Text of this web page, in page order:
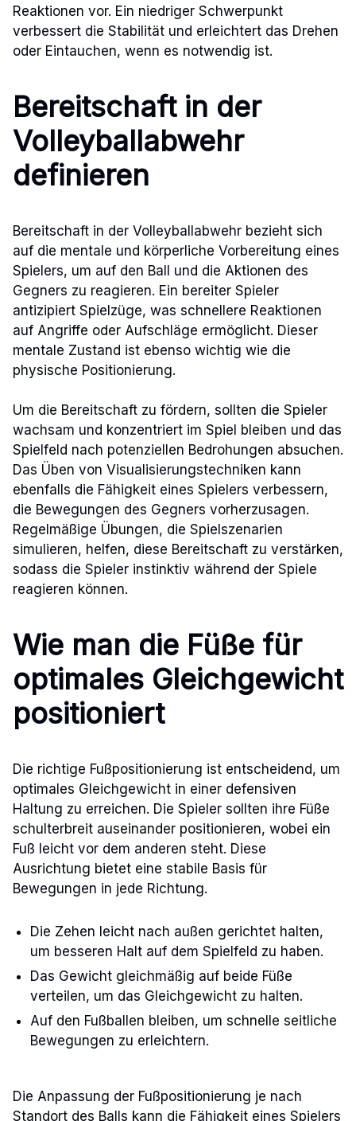
Reaktionen vor. Ein niedriger Schwerpunkt
verbessert die Stabilität und erleichtert das Drehen
oder Eintauchen, wenn es notwendig ist.
Bereitschaft in der
Volleyballabwehr
definieren
Bereitschaft in der Volleyballabwehr bezieht sich
auf die mentale und körperliche Vorbereitung eines
Spielers, um auf den Ball und die Aktionen des
Gegners zu reagieren. Ein bereiter Spieler
antizipiert Spielzüge, was schnellere Reaktionen
auf Angriffe oder Aufschläge ermöglicht. Dieser
mentale Zustand ist ebenso wichtig wie die
physische Positionierung.
Um die Bereitschaft zu fördern, sollten die Spieler
wachsam und konzentriert im Spiel bleiben und das
Spielfeld nach potenziellen Bedrohungen absuchen.
Das Üben von Visualisierungstechniken kann
ebenfalls die Fähigkeit eines Spielers verbessern,
die Bewegungen des Gegners vorherzusagen.
Regelmäßige Übungen, die Spielszenarien
simulieren, helfen, diese Bereitschaft zu verstärken,
sodass die Spieler instinktiv während der Spiele
reagieren können.
Wie man die Füße für
optimales Gleichgewicht
positioniert
Die richtige Fußpositionierung ist entscheidend, um
optimales Gleichgewicht in einer defensiven
Haltung zu erreichen. Die Spieler sollten ihre Füße
schulterbreit auseinander positionieren, wobei ein
Fuß leicht vor dem anderen steht. Diese
Ausrichtung bietet eine stabile Basis für
Bewegungen in jede Richtung.
Die Zehen leicht nach außen gerichtet halten,
um besseren Halt auf dem Spielfeld zu haben.
Das Gewicht gleichmäßig auf beide Füße
verteilen, um das Gleichgewicht zu halten.
Auf den Fußballen bleiben, um schnelle seitliche
Bewegungen zu erleichtern.
Die Anpassung der Fußpositionierung je nach
Standort des Balls kann die Fähigkeit eines Spielers